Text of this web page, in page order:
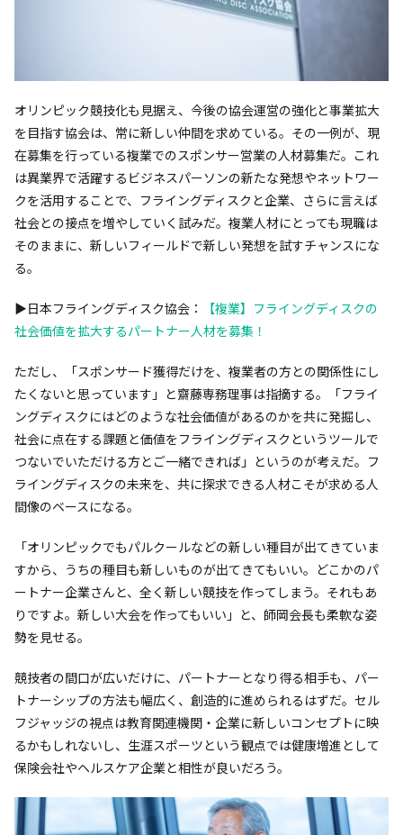
オリンピック競技化も見据え、今後の協会運営の強化と事業拡大
を目指す協会は、常に新しい仲間を求めている。その一例が、現
在募集を行っている複業でのスポンサー営業の人材募集だ。これ
は異業界で活躍するビジネスパーソンの新たな発想やネットワー
クを活用することで、フライングディスクと企業、さらに言えば
社会との接点を増やしていく試みだ。複業人材にとっても現職は
そのままに、新しいフィールドで新しい発想を試すチャンスにな
る。
▶︎日本フライングディスク協会：
【複業】フライングディスクの
社会価値を拡大するパートナー人材を募集！
ただし、「スポンサード獲得だけを、複業者の方との関係性にし
たくないと思っています」と齋藤専務理事は指摘する。「フライ
ングディスクにはどのような社会価値があるのかを共に発掘し、
社会に点在する課題と価値をフライングディスクというツールで
つないでいただける方とご一緒できれば」というのが考えだ。フ
ライングディスクの未来を、共に探求できる人材こそが求める人
間像のベースになる。
「オリンピックでもパルクールなどの新しい種目が出てきていま
すから、うちの種目も新しいものが出てきてもいい。どこかのパ
ートナー企業さんと、全く新しい競技を作ってしまう。それもあ
りですよ。新しい大会を作ってもいい」と、師岡会長も柔軟な姿
勢を見せる。
競技者の間口が広いだけに、パートナーとなり得る相手も、パー
トナーシップの方法も幅広く、創造的に進められるはずだ。セル
フジャッジの視点は教育関連機関・企業に新しいコンセプトに映
るかもしれないし、生涯スポーツという観点では健康増進として
保険会社やヘルスケア企業と相性が良いだろう。